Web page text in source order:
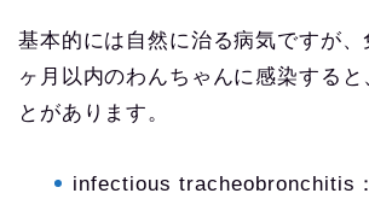
基本的には自然に治る病気ですが
ヶ月以内のわんちゃんに感染すると
とがあります。
infectious tracheobronchitis